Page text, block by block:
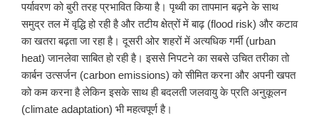
पर्यावरण को बुरी तरह प्रभावित किया है। पृथ्वी का तापमान बढ़ने के साथ
समुद्र तल में वृद्धि हो रही है और तटीय क्षेत्रों में बाढ़ (flood risk) और कटाव
का खतरा बढ़ता जा रहा है। दूसरी ओर शहरों में अत्यधिक गर्मी (urban
heat) जानलेवा साबित हो रही है। इससे निपटने का सबसे उचित तरीका तो
कार्बन उत्सर्जन (carbon emissions) को सीमित करना और अपनी खपत
को कम करना है लेकिन इसके साथ ही बदलती जलवायु के प्रति अनुकूलन
(climate adaptation) भी महत्वपूर्ण है।